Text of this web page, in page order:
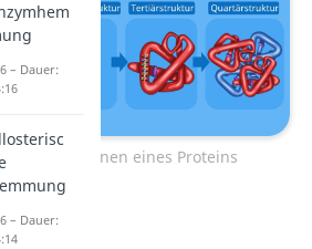
Strukturebenen eines Proteins
– Dauer:
– Dauer: